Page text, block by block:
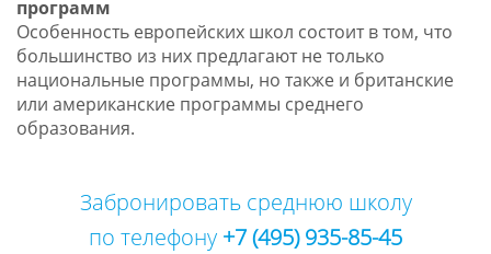
программ
Особенность европейских школ состоит в том, что
большинство из них предлагают не только
национальные программы, но также и британские
или американские программы среднего
образования.
Забронировать среднюю школу
по телефону +7 (495) 935-85-45